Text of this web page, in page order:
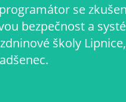
se
bezpečnost a
školy